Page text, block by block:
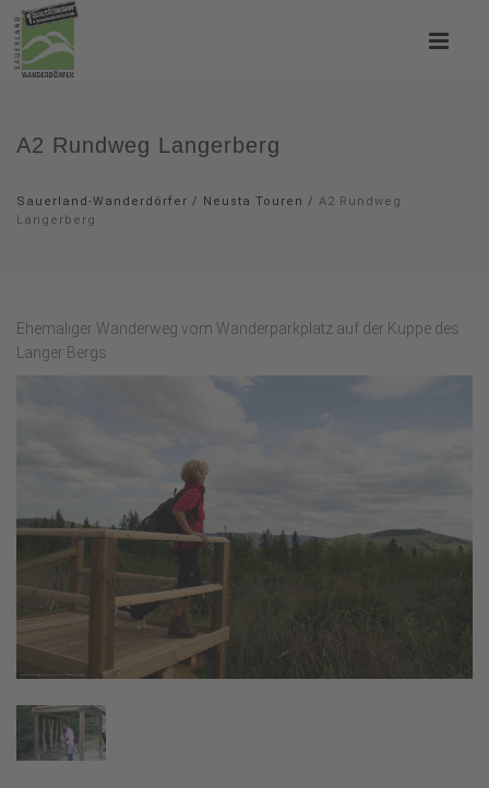
A2 Rundweg Langerberg
Sauerland-Wanderdörfer / Neusta Touren / A2 Rundweg
Langerberg
Ehemaliger Wanderweg vom Wanderparkplatz auf der Kuppe des
Langer Bergs.